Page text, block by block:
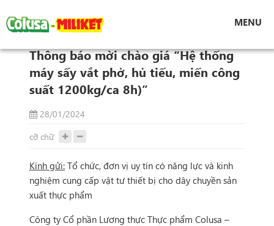
MENU
Thông báo mời chào giá “Hệ thống máy sấy vắt
Thông báo mời chào giá “Hệ thống
máy sấy vắt phở, hủ tiếu, miến công
suất 1200kg/ca 8h)”
28/01/2024
cỡ chữ
Kính gửi: Tổ chức, đơn vị uy tín có năng lực và kinh
nghiệm cung cấp vật tư thiết bị cho dây chuyền sản
xuất thực phẩm
Công ty Cổ phần Lương thực Thực phẩm Colusa –